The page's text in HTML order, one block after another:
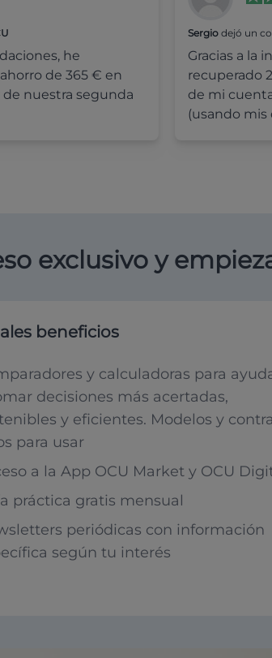
he
de 365 € en
nuestra segunda
Sergiodejó un
Gracias a la
recuperado
de mi
(usando mis
exclusivo y
beneficios
y calculadoras para
decisiones más acertadas,
y eficientes. Modelos y
para usar
a la App OCU Market y OCU
práctica gratis mensual
periódicas con información
según tu interés